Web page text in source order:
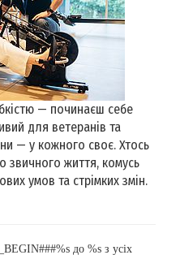
— починаєш себе
для ветеранів та
— у кожного своє. Хтось
життя, комусь
умов та стрімких змін.
до %s з усіх